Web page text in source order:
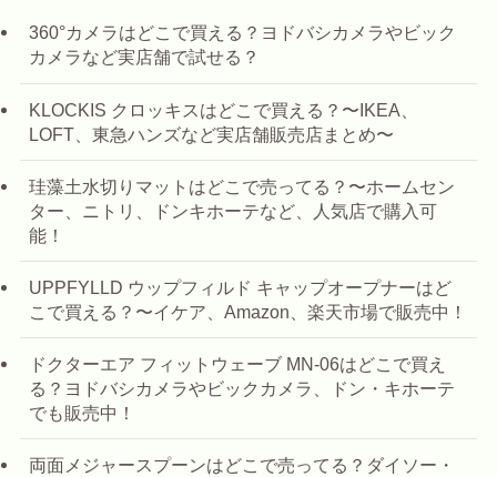
360°カメラはどこで買える？ヨドバシカメラやビック
カメラなど実店舗で試せる？
KLOCKIS クロッキスはどこで買える？〜IKEA、
LOFT、東急ハンズなど実店舗販売店まとめ〜
珪藻土水切りマットはどこで売ってる？〜ホームセン
ター、ニトリ、ドンキホーテなど、人気店で購入可
能！
UPPFYLLD ウップフィルド キャップオープナーはど
こで買える？〜イケア、Amazon、楽天市場で販売中！
ドクターエア フィットウェーブ MN-06はどこで買え
る？ヨドバシカメラやビックカメラ、ドン・キホーテ
でも販売中！
両面メジャースプーンはどこで売ってる？ダイソー・